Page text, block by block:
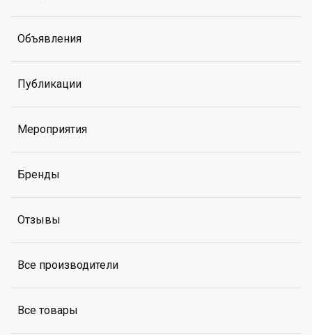
Объявления
Публикации
Мероприятия
Бренды
Отзывы
Все производители
Все товары